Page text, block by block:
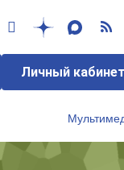
Личный